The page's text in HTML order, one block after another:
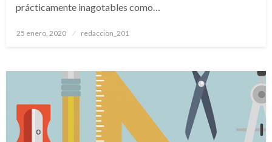
prácticamente inagotables como…
Publicado
25 enero, 2020 redaccion_201